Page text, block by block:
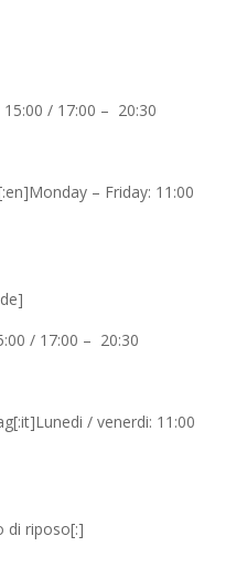
/ 17:00 – 20:30
– Friday: 11:00
/ 17:00 – 20:30
/ venerdi: 11:00
di riposo[:]